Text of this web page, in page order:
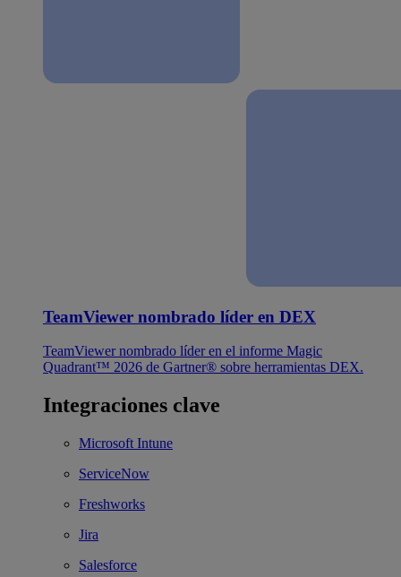
TeamViewer nombrado líder en DEX
TeamViewer nombrado líder en el informe Magic
Quadrant™ 2026 de Gartner® sobre herramientas DEX.
Integraciones clave
Microsoft Intune
ServiceNow
Freshworks
Jira
Salesforce